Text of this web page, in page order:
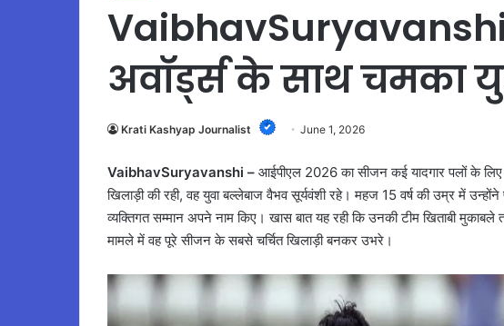
VaibhavSuryavanshi
अवॉर्ड्स के साथ चमका
Krati Kashyap Journalist June 1, 2026
VaibhavSuryavanshi – आईपीएल 2026 का सीजन कई यादगार पलों के
खिलाड़ी की रही, वह युवा बल्लेबाज वैभव सूर्यवंशी रहे। महज 15 वर्ष की उम्र में
व्यक्तिगत सम्मान अपने नाम किए। खास बात यह रही कि उनकी टीम खिताबी
मामले में वह पूरे सीजन के सबसे चर्चित खिलाड़ी बनकर उभरे।